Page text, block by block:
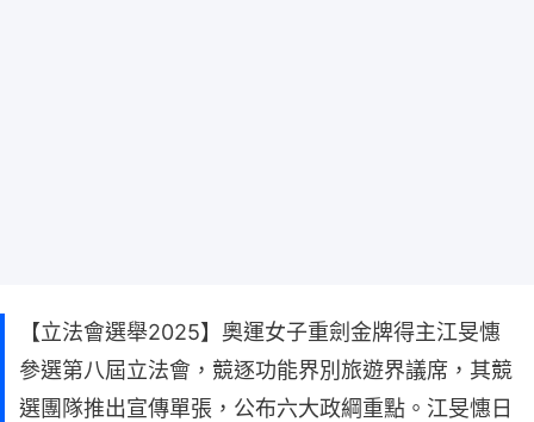
【立法會選舉2025】奧運女子重劍金牌得主江旻憓
參選第八屆立法會，競逐功能界別旅遊界議席，其競
選團隊推出宣傳單張，公布六大政綱重點。江旻憓日